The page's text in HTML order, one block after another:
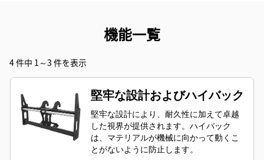
機能一覧
4 件中 1～3 件を表示
堅牢な設計およびハイバック
堅牢な設計により、耐久性に加えて卓越
した視界が提供されます。ハイバック
は、マテリアルが機械に向かって動くこ
とがないように防止します。